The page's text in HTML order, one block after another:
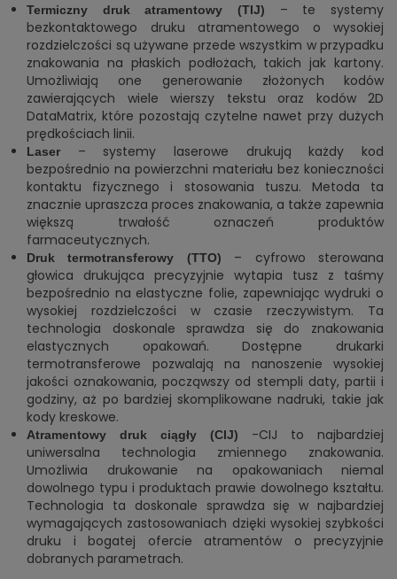
Termiczny druk atramentowy (TIJ)
– te systemy
bezkontaktowego druku atramentowego o wysokiej
rozdzielczości są używane przede wszystkim w przypadku
znakowania na płaskich podłożach, takich jak kartony.
Umożliwiają one generowanie złożonych kodów
zawierających wiele wierszy tekstu oraz kodów 2D
DataMatrix, które pozostają czytelne nawet przy dużych
prędkościach linii.
Laser
– systemy laserowe drukują każdy kod
bezpośrednio na powierzchni materiału bez konieczności
kontaktu fizycznego i stosowania tuszu. Metoda ta
znacznie upraszcza proces znakowania, a także zapewnia
większą trwałość oznaczeń produktów
farmaceutycznych.
Druk termotransferowy (TTO)
– cyfrowo sterowana
głowica drukująca precyzyjnie wytapia tusz z taśmy
bezpośrednio na elastyczne folie, zapewniając wydruki o
wysokiej rozdzielczości w czasie rzeczywistym. Ta
technologia doskonale sprawdza się do znakowania
elastycznych opakowań. Dostępne drukarki
termotransferowe pozwalają na nanoszenie wysokiej
jakości oznakowania, począwszy od stempli daty, partii i
godziny, aż po bardziej skomplikowane nadruki, takie jak
kody kreskowe.
Atramentowy druk ciągły (CIJ)
-CIJ to najbardziej
uniwersalna technologia zmiennego znakowania.
Umożliwia drukowanie na opakowaniach niemal
dowolnego typu i produktach prawie dowolnego kształtu.
Technologia ta doskonale sprawdza się w najbardziej
wymagających zastosowaniach dzięki wysokiej szybkości
druku i bogatej ofercie atramentów o precyzyjnie
dobranych parametrach.